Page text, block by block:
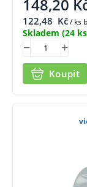
148,20
122,48 Kč/ ks
Skladem (24
Koupit